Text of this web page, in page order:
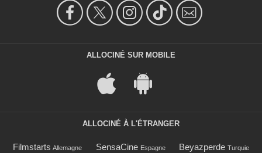
ALLOCINÉ SUR MOBILE
ALLOCINÉ À L'ÉTRANGER
Filmstarts Allemagne SensaCine Espagne Beyazperde Turquie